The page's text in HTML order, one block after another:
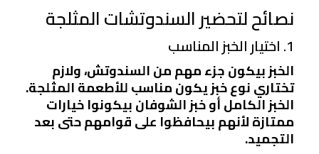
نصائح لتحضير السندوتشات المثلجة
1. اختيار الخبز المناسب
الخبز بيكون جزء مهم من السندوتش، ولازم
تختاري نوع خبز يكون مناسب للأطعمة المثلجة.
الخبز الكامل أو خبز الشوفان بيكونوا خيارات
ممتازة لأنهم بيحافظوا على قوامهم حتى بعد
التجميد.